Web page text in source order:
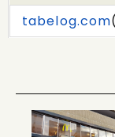
tabelog.com